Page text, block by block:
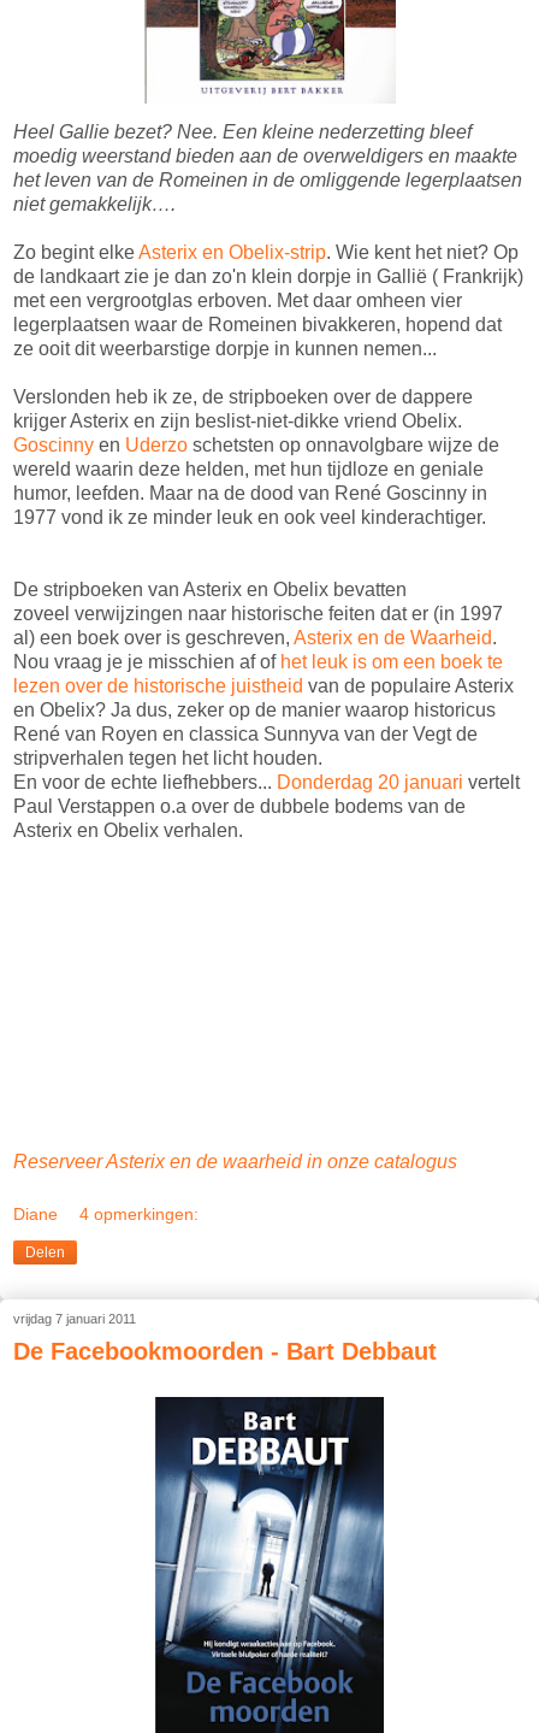
Heel Gallie bezet? Nee. Een kleine nederzetting bleef
moedig weerstand bieden aan de overweldigers en maakte
het leven van de Romeinen in de omliggende legerplaatsen
niet gemakkelijk….
Zo begint elkeAsterix en Obelix-strip. Wie kent het niet? Op
de landkaart zie je dan zo'n klein dorpje in Gallië ( Frankrijk)
met een vergrootglas erboven. Met daar omheen vier
legerplaatsen waar de Romeinen bivakkeren, hopend dat
ze ooit dit weerbarstige dorpje in kunnen nemen...
Verslonden heb ik ze, de stripboeken over de dappere
krijger Asterix en zijn beslist-niet-dikke vriend Obelix.
Goscinny en Uderzo schetsten op onnavolgbare wijze de
wereld waarin deze helden, met hun tijdloze en geniale
humor, leefden. Maar na de dood van René Goscinny in
1977 vond ik ze minder leuk en ook veel kinderachtiger.
De stripboeken van Asterix en Obelix bevatten
zoveel verwijzingen naar historische feiten dat er (in 1997
al) een boek over is geschreven, Asterix en de Waarheid.
Nou vraag je je misschien af of het leuk is om een boek te
lezen over de historische juistheid van de populaire Asterix
en Obelix? Ja dus, zeker op de manier waarop historicus
René van Royen en classica Sunnyva van der Vegt de
stripverhalen tegen het licht houden.
En voor de echte liefhebbers... Donderdag 20 januari vertelt
Paul Verstappen o.a over de dubbele bodems van de
Asterix en Obelix verhalen.
Reserveer Asterix en de waarheid in onze catalogus
Diane 4 opmerkingen:
Delen
vrijdag 7 januari 2011
De Facebookmoorden - Bart Debbaut